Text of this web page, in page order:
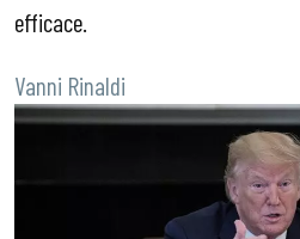
efficace.
Vanni Rinaldi